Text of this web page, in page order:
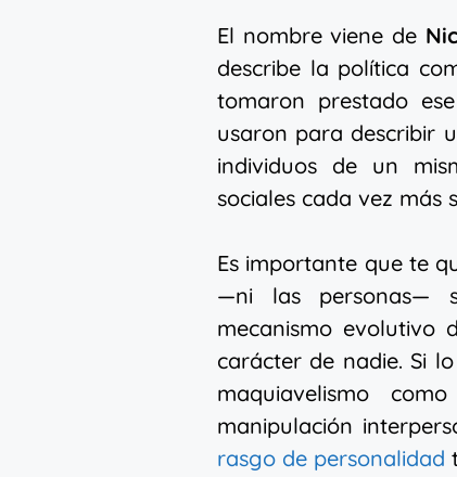
El nombre viene de
describe la política
tomaron prestado
usaron para describir
individuos de un
sociales cada vez más
Es importante que te
—ni las personas—
mecanismo evolutivo
carácter de nadie. Si
maquiavelismo
manipulación
rasgo de personalidad